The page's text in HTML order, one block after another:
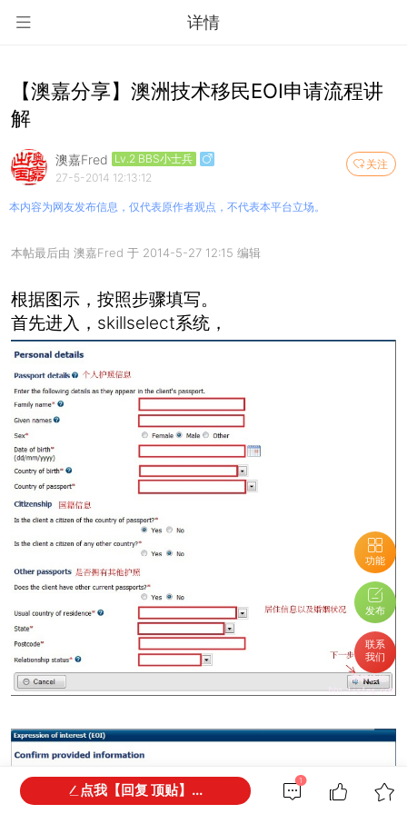
详情
功能
发布
联系
我们
【澳嘉分享】澳洲技术移民EOI申请流程讲
解
关注
澳嘉Fred Lv.2 BBS小士兵
27-5-2014 12:13:12
本内容为网友发布信息，仅代表原作者观点，不代表本平台立场。
本帖最后由 澳嘉Fred 于 2014-5-27 12:15 编辑
根据图示，按照步骤填写。
首先进入，skillselect系统，
1
点我【回复 顶贴】...